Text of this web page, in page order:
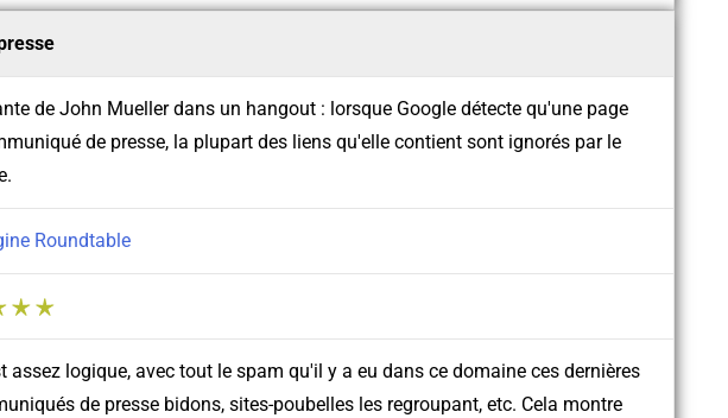
de John Mueller dans un hangout : lorsque Google détecte qu'une page
de presse, la plupart des liens qu'elle contient sont ignorés par le
Roundtable
assez logique, avec tout le spam qu'il y a eu dans ce domaine ces dernières
de presse bidons, sites-poubelles les regroupant, etc. Cela montre